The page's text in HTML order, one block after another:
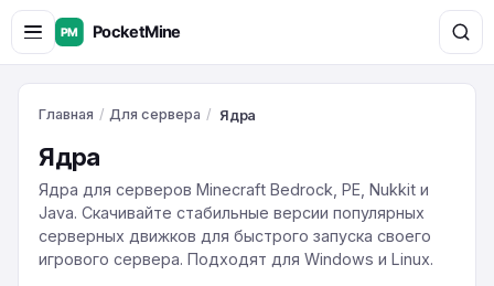
Главная / Для сервера / Ядра
Ядра
Ядра для серверов Minecraft Bedrock, PE, Nukkit и
Java. Скачивайте стабильные версии популярных
серверных движков для быстрого запуска своего
игрового сервера. Подходят для Windows и Linux.